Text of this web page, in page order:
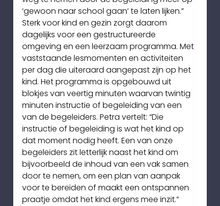
‘gewoon naar school gaan’ te laten lijken.”
Sterk voor kind en gezin zorgt daarom
dagelijks voor een gestructureerde
omgeving en een leerzaam programma. Met
vaststaande lesmomenten en activiteiten
per dag die uiteraard aangepast zijn op het
kind. Het programma is opgebouwd uit
blokjes van veertig minuten waarvan twintig
minuten instructie of begeleiding van een
van de begeleiders. Petra vertelt: “Die
instructie of begeleiding is wat het kind op
dat moment nodig heeft. Een van onze
begeleiders zit letterlijk naast het kind om
bijvoorbeeld de inhoud van een vak samen
door te nemen, om een plan van aanpak
voor te bereiden of maakt een ontspannen
praatje omdat het kind ergens mee inzit.”